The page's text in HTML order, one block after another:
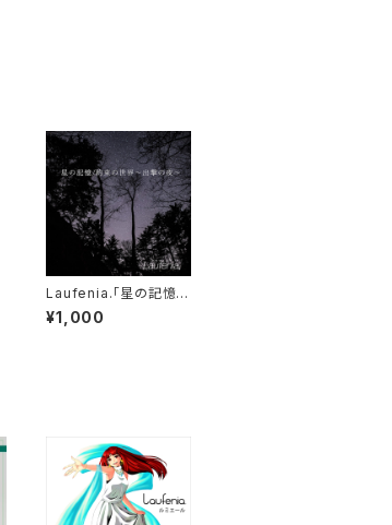
Laufenia.「星の記憶/
約束の世界〜出撃の
夜〜」
¥1,000